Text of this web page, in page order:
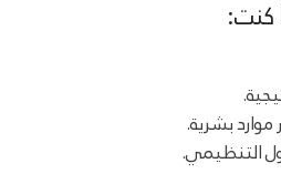
بشرية.
التنظيمي.